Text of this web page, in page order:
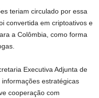
teriam circulado por essa
convertida em criptoativos e
a Colômbia, como forma
Executiva Adjunta de
estratégicas
cooperação com